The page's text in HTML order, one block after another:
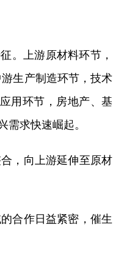
。上游原材料环节，
生产制造环节，技术
用环节，房地产、基
求快速崛起。
，向上游延伸至原材
合作日益紧密，催生